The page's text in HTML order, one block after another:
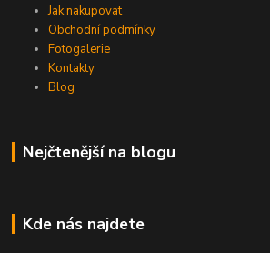
Jak nakupovat
Obchodní podmínky
Fotogalerie
Kontakty
Blog
Nejčtenější na blogu
Kde nás najdete